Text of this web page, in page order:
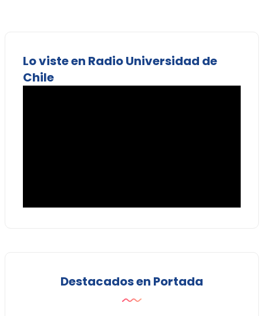
Lo viste en Radio Universidad de
Chile
Destacados en Portada